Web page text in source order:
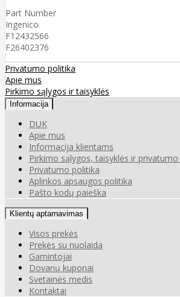
Part Number
Ingenico
F12432566
F26402376
Privatumo politika
Apie mus
Pirkimo sąlygos ir taisyklės
Informacija
DUK
Apie mus
Informacija klientams
Pirkimo sąlygos, taisyklės ir
Privatumo politika
Aplinkos apsaugos politika
Pašto kodų paieška
Klientų aptarnavimas
Visos prekės
Prekės su nuolaida
Gamintojai
Dovanų kuponai
Svetainės medis
Kontaktai